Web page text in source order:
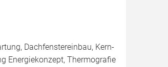
Dachfenstereinbau, Kern-
Energiekonzept, Thermografie